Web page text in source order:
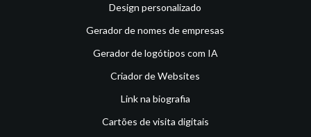
Design personalizado
Gerador de nomes de empresas
Gerador de logótipos com IA
Criador de Websites
Link na biografia
Cartões de visita digitais